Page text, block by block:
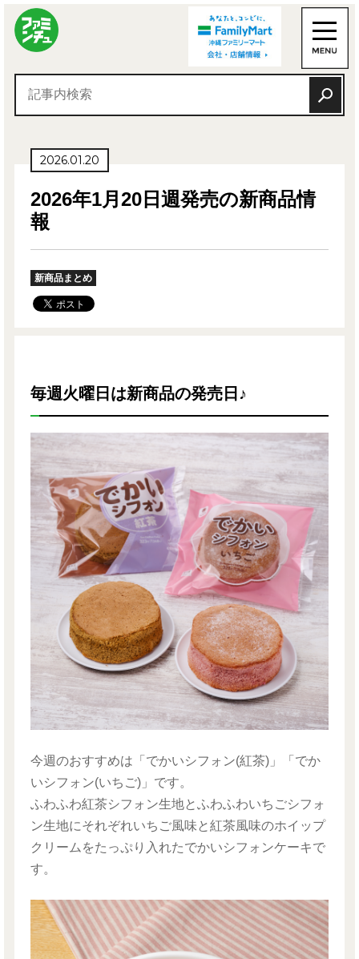
2026.01.20
2026年1月20日週発売の新商品情
報
新商品まとめ
毎週火曜日は新商品の発売日♪
今週のおすすめは「でかいシフォン(紅茶)」「でか
いシフォン(いちご)」です。
ふわふわ紅茶シフォン生地とふわふわいちごシフォ
ン生地にそれぞれいちご風味と紅茶風味のホイップ
クリームをたっぷり入れたでかいシフォンケーキで
す。